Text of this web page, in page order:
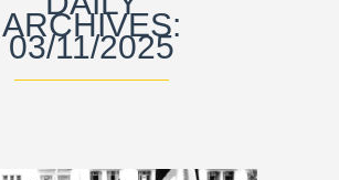
ARCHIVES:
03/11/2025